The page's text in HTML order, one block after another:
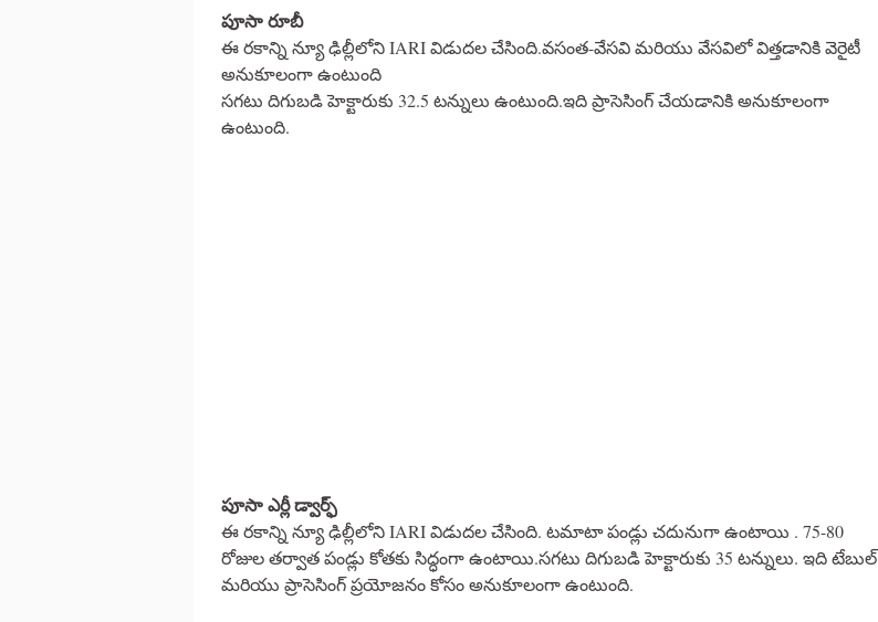
పూసా రూబీ
ఈ రకాన్ని న్యూ ఢిల్లీలోని IARI విడుదల చేసింది.వసంత-వేసవి మరియు వేసవిలో విత్తడానికి వెరైటీ
అనుకూలంగా ఉంటుంది
సగటు దిగుబడి హెక్టారుకు 32.5 టన్నులు ఉంటుంది.ఇది ప్రాసెసింగ్ చేయడానికి అనుకూలంగా
ఉంటుంది.
పూసా ఎర్లీ డ్వార్ఫ్
ఈ రకాన్ని న్యూ ఢిల్లీలోని IARI విడుదల చేసింది. టమాటా పండ్లు చదునుగా ఉంటాయి . 75-80
రోజుల తర్వాత పండ్లు కోతకు సిద్ధంగా ఉంటాయి.సగటు దిగుబడి హెక్టారుకు 35 టన్నులు. ఇది టేబుల్
మరియు ప్రాసెసింగ్ ప్రయోజనం కోసం అనుకూలంగా ఉంటుంది.